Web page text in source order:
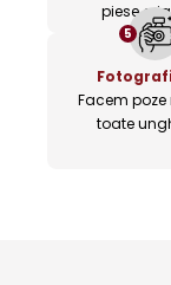
piese
5
Facem poze
toate